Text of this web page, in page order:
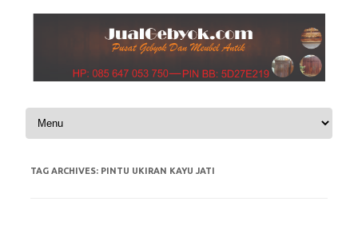
Skip to content
TAG ARCHIVES: PINTU UKIRAN KAYU JATI